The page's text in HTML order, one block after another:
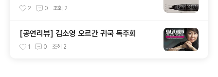
0/12/09 칠암동성당]
2 0 조회 2
[공연리뷰] 김소영 오르간 귀국 독주회
1 0 조회 2